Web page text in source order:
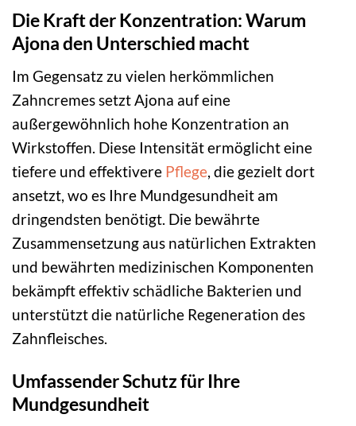
Die Kraft der Konzentration: Warum
Ajona den Unterschied macht
Im Gegensatz zu vielen herkömmlichen
Zahncremes setzt Ajona auf eine
außergewöhnlich hohe Konzentration an
Wirkstoffen. Diese Intensität ermöglicht eine
tiefere und effektivere Pflege , die gezielt dort
ansetzt, wo es Ihre Mundgesundheit am
dringendsten benötigt. Die bewährte
Zusammensetzung aus natürlichen Extrakten
und bewährten medizinischen Komponenten
bekämpft effektiv schädliche Bakterien und
unterstützt die natürliche Regeneration des
Zahnfleisches.
Umfassender Schutz für Ihre
Mundgesundheit